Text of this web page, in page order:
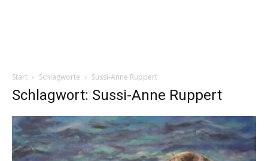
Start Schlagworte Sussi-Anne Ruppert
Schlagwort: Sussi-Anne Ruppert